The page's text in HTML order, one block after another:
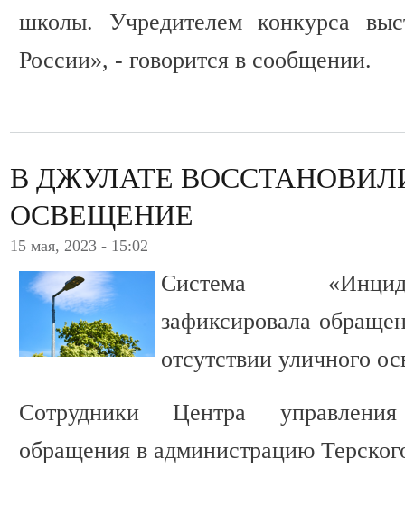
школы. Учредителем конкурса
России», - говорится в сообщении.
В ДЖУЛАТЕ
ОСВЕЩЕНИЕ
15 мая, 2023 - 15:02
Система
зафиксировала
отсутствии уличного
Сотрудники Центра
обращения в администрацию